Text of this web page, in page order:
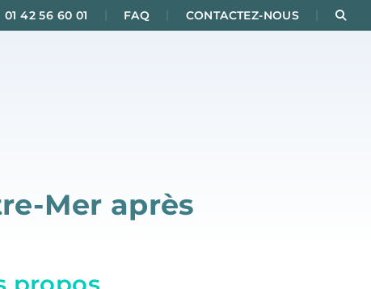
01 42 56 60 01 FAQ CONTACTEZ-NOUS
Mer après